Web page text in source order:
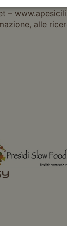
progetto
–
alle